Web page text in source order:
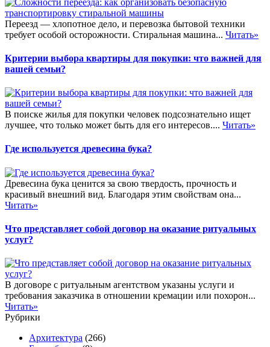
Переезд — хлопотное дело, и перевозка бытовой техники
требует особой осторожности. Стиральная машина... Читать»
Критерии выбора квартиры для покупки: что важней для
вашей семьи?
В поиске жилья для покупки человек подсознательно ищет
лучшее, что только может быть для его интересов.... Читать»
Где используется древесина бука?
Древесина бука ценится за свою твердость, прочность и
красивый внешний вид. Благодаря этим свойствам она...
Читать»
Что представляет собой договор на оказание ритуальных
услуг?
В договоре с ритуальным агентством указаны услуги и
требования заказчика в отношении кремации или похорон...
Читать»
Рубрики
Архитектура (266)